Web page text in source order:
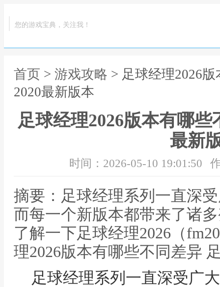
您的游戏宝典，关注我！
首页 > 游戏攻略 > 足球经理2026
2020最新版本
足球经理2026版本有哪
最新
时间：2026-05-10 19:01:50
摘要：足球经理系列一直深
而每一个新版本都带来了诸
了解一下足球经理2026（
理2026版本有哪些不同差异
足球经理系列一直深受广